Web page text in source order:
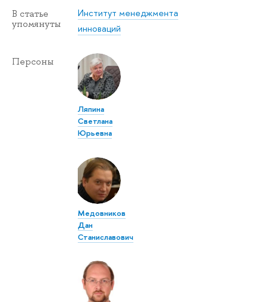
В статье
упомянуты
Институт менеджмента
инноваций
Персоны
Ляпина
Светлана
Юрьевна
Медовников
Дан
Станиславович